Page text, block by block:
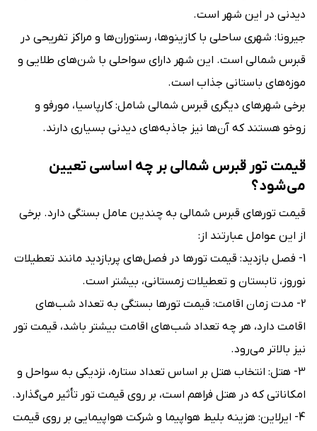
دیدنی در این شهر است.
جیرونا: شهری ساحلی با کازینوها، رستوران‌ها و مراکز تفریحی در
قبرس شمالی است. این شهر دارای سواحلی با شن‌های طلایی و
موزه‌های باستانی جذاب است.
برخی شهرهای دیگری قبرس شمالی شامل: کارپاسیا، مورفو و
زوخو هستند که آن‌ها نیز جاذبه‌های دیدنی بسیاری دارند.
قیمت تور قبرس شمالی بر چه اساسی تعیین
می‌شود؟
قیمت تورهای قبرس شمالی به چندین عامل بستگی دارد. برخی
از این عوامل عبارتند از:
1- فصل بازدید: قیمت تورها در فصل‌های پربازدید مانند تعطیلات
نوروز، تابستان و تعطیلات زمستانی، بیشتر است.
2- مدت زمان اقامت: قیمت تورها بستگی به تعداد شب‌های
اقامت دارد، هر چه تعداد شب‌های اقامت بیشتر باشد، قیمت تور
نیز بالاتر می‌رود.
3- هتل: انتخاب هتل بر اساس تعداد ستاره، نزدیکی به سواحل و
امکاناتی که در هتل فراهم است، بر روی قیمت تور تأثیر می‌گذارد.
4- ایرلاین: هزینه بلیط هواپیما و شرکت هواپیمایی بر روی قیمت